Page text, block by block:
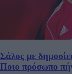
Σάλος με
Ποιο πρόσωπο